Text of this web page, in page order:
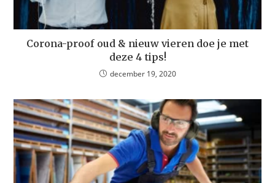
Corona-proof oud & nieuw vieren doe je met
deze 4 tips!
december 19, 2020